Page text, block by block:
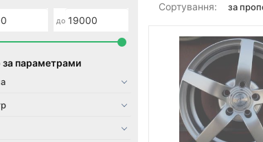
Сортування:
до
за параметрами